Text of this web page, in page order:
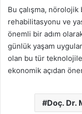
Bu çalışma,
rehabilitasyonu ve
önemli bir adım
günlük yaşam
olan bu tür
ekonomik açıdan
Doç. Dr.